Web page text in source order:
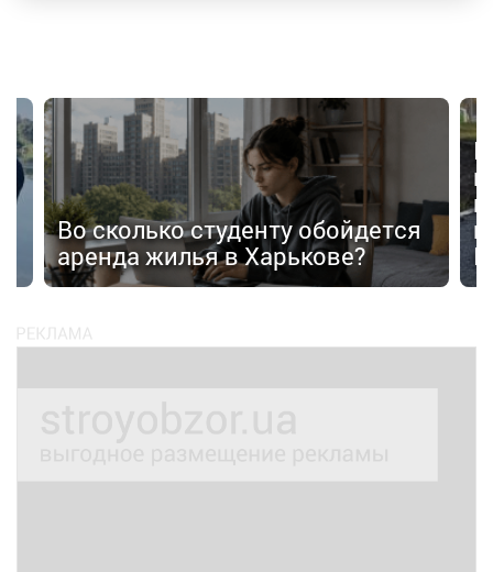
Во сколько студенту обойдется
аренда жилья в Харькове?
В